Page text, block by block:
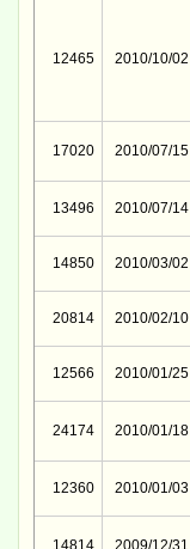
2010/10/02
12465
2010/07/15
17020
2010/07/14
13496
2010/03/02
14850
2010/02/10
20814
2010/01/25
12566
2010/01/18
24174
2010/01/03
12360
2009/12/31
14814